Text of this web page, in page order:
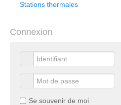
Stations thermales
Connexion
Se souvenir de moi